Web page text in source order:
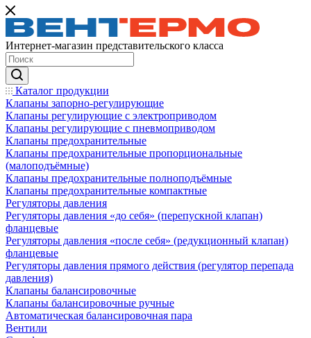
Интернет-магазин представительского класса
Каталог продукции
Клапаны запорно-регулирующие
Клапаны регулирующие с электроприводом
Клапаны регулирующие с пневмоприводом
Клапаны предохранительные
Клапаны предохранительные пропорциональные
(малоподъёмные)
Клапаны предохранительные полноподъёмные
Клапаны предохранительные компактные
Регуляторы давления
Регуляторы давления «до себя» (перепускной клапан)
фланцевые
Регуляторы давления «после себя» (редукционный клапан)
фланцевые
Регуляторы давления прямого действия (регулятор перепада
давления)
Клапаны балансировочные
Клапаны балансировочные ручные
Автоматическая балансировочная пара
Вентили